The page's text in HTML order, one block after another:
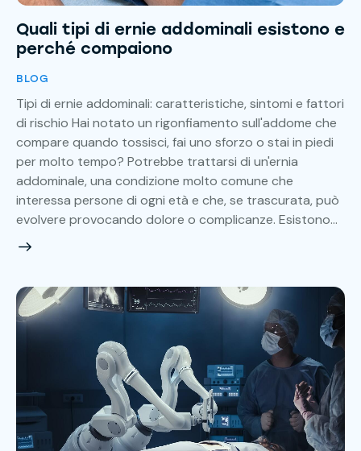
Quali tipi di ernie addominali esistono e
perché compaiono
BLOG
Tipi di ernie addominali: caratteristiche, sintomi e fattori
di rischio Hai notato un rigonfiamento sull'addome che
compare quando tossisci, fai uno sforzo o stai in piedi
per molto tempo? Potrebbe trattarsi di un'ernia
addominale, una condizione molto comune che
interessa persone di ogni età e che, se trascurata, può
evolvere provocando dolore o complicanze. Esistono…